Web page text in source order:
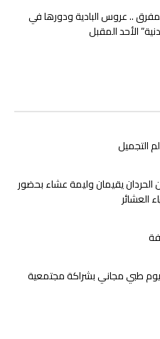
.. عروس البادية ودورها في
الأحد المقبل
التجميل
يقيمان وليمة عشاء بحضور
العشائر
يوم طبي مجاني بشراكة مجتمعية